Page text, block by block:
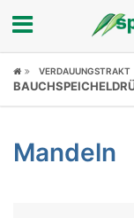
Fokus
Symptome
VERDAUUNGSTRAKT
Mandeln